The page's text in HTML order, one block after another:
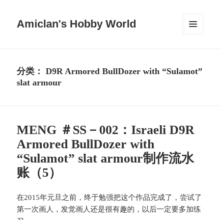
Amiclan's Hobby World
分类：D9R Armored BullDozer with “Sulamot”
slat armour
MENG ＃SS－002：Israeli D9R
Armored BullDozer with
“Sulamot” slat armour制作流水
账（5）
在2015年元旦之前，终于勉强把这个作品完成了，尝试了
第一次画人，发觉画人还是很有趣的，以后一定要多加练